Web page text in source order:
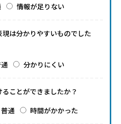
情報が足りない
は分かりやすいものでした
分かりにくい
ことができましたか？
普通 時間がかかった